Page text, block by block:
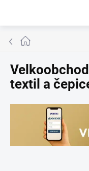
Domů
textil a